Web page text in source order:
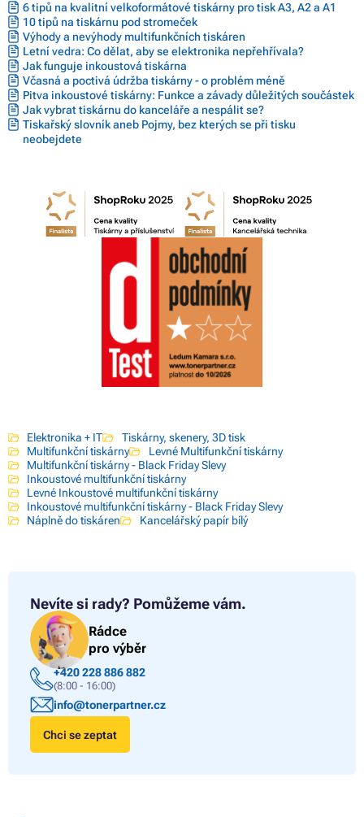
6 tipů na kvalitní velkoformátové tiskárny pro tisk A3, A2 a A1
10 tipů na tiskárnu pod stromeček
Výhody a nevýhody multifunkčních tiskáren
Letní vedra: Co dělat, aby se elektronika nepřehřívala?
Jak funguje inkoustová tiskárna
Včasná a poctivá údržba tiskárny - o problém méně
Pitva inkoustové tiskárny: Funkce a závady důležitých součástek
Jak vybrat tiskárnu do kanceláře a nespálit se?
Tiskařský slovník aneb Pojmy, bez kterých se při tisku
neobejdete
Elektronika + IT
Tiskárny, skenery, 3D tisk
Multifunkční tiskárny
Levné Multifunkční tiskárny
Multifunkční tiskárny - Black Friday Slevy
Inkoustové multifunkční tiskárny
Levné Inkoustové multifunkční tiskárny
Inkoustové multifunkční tiskárny - Black Friday Slevy
Náplně do tiskáren
Kancelářský papír bílý
Nevíte si rady? Pomůžeme vám.
Rádce
pro výběr
+420 228 886 882
(8:00 - 16:00)
info@tonerpartner.cz
Chci se zeptat